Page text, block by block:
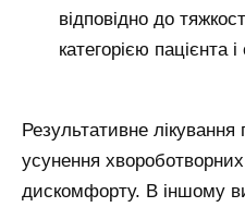
відповідно до
категорією пацієнта
Результативне
усунення хвороботворних
дискомфорту. В іншому